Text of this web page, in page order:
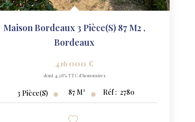
Maison Bordeaux 3 Pièce(s) 87 M2 ,
Bordeaux
416 000 €
dont 4,26% TTC d'honoraires
3 Pièce(s) 87 M² Réf : 2780